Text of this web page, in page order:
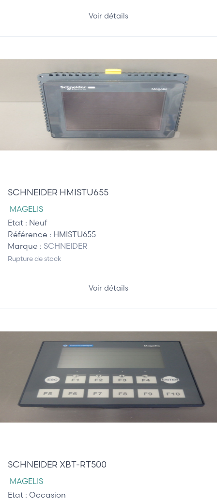
Voir détails
SCHNEIDER HMISTU655
MAGELIS
Etat : Neuf
Référence : HMISTU655
Marque : SCHNEIDER
Rupture de stock
Voir détails
SCHNEIDER XBT-RT500
MAGELIS
Etat : Occasion